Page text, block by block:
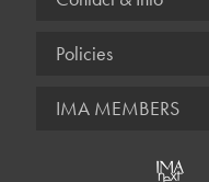
Policies
IMA MEMBERS